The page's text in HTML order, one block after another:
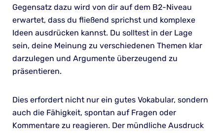
Gegensatz dazu wird von dir auf dem B2-Niveau
erwartet, dass du fließend sprichst und komplexe
Ideen ausdrücken kannst. Du solltest in der Lage
sein, deine Meinung zu verschiedenen Themen klar
darzulegen und Argumente überzeugend zu
präsentieren.
Dies erfordert nicht nur ein gutes Vokabular, sondern
auch die Fähigkeit, spontan auf Fragen oder
Kommentare zu reagieren. Der mündliche Ausdruck